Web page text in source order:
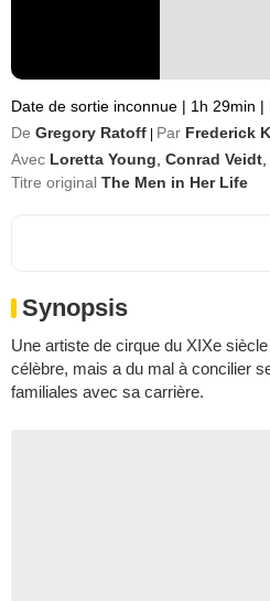
Date de sortie inconnue | 1h 29min |
De Gregory Ratoff Par Frederick
Avec Loretta Young Conrad Veidt
Titre original The Men in Her Life
Synopsis
Une artiste de cirque du XIXe
célèbre, mais a du mal à concilier
familiales avec sa carrière.